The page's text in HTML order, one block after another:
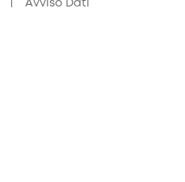
Avviso Dati